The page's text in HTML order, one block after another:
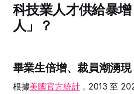
科技業人才供給暴
人」？
畢業生倍增、裁員潮湧現
根據美國官方統計，2013 至